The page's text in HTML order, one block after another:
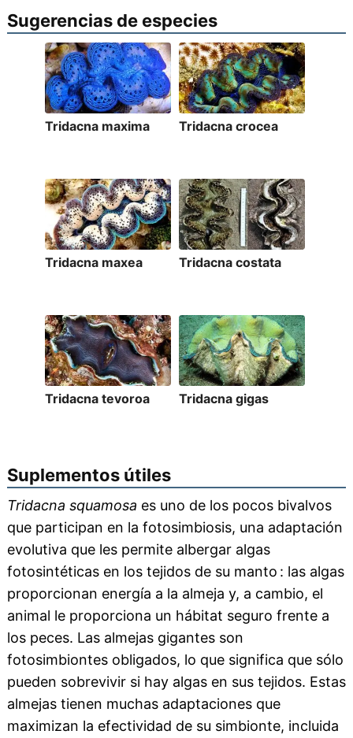
Sugerencias de especies
Tridacna maxima Tridacna crocea
Tridacna maxea Tridacna costata
Tridacna tevoroa Tridacna gigas
Suplementos útiles
Tridacna squamosa es uno de los pocos bivalvos
que participan en la fotosimbiosis, una adaptación
evolutiva que les permite albergar algas
fotosintéticas en los tejidos de su manto : las algas
proporcionan energía a la almeja y, a cambio, el
animal le proporciona un hábitat seguro frente a
los peces. Las almejas gigantes son
fotosimbiontes obligados, lo que significa que sólo
pueden sobrevivir si hay algas en sus tejidos. Estas
almejas tienen muchas adaptaciones que
maximizan la efectividad de su simbionte, incluida